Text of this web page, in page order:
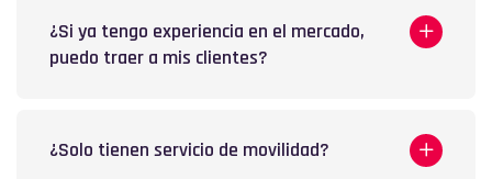
¿Si ya tengo experiencia en el mercado,
puedo traer a mis clientes?
¿Solo tienen servicio de movilidad?